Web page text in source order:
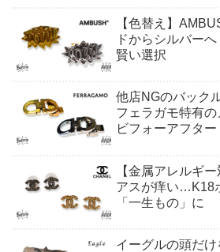
【色替え】
ドからシルバー
賢い選択
他店NGのバック
フェラガモ特有
ビフォーアフター
【金属アレルギ
アスが痒い…K18
「一生もの」に
イーグルの頭だ